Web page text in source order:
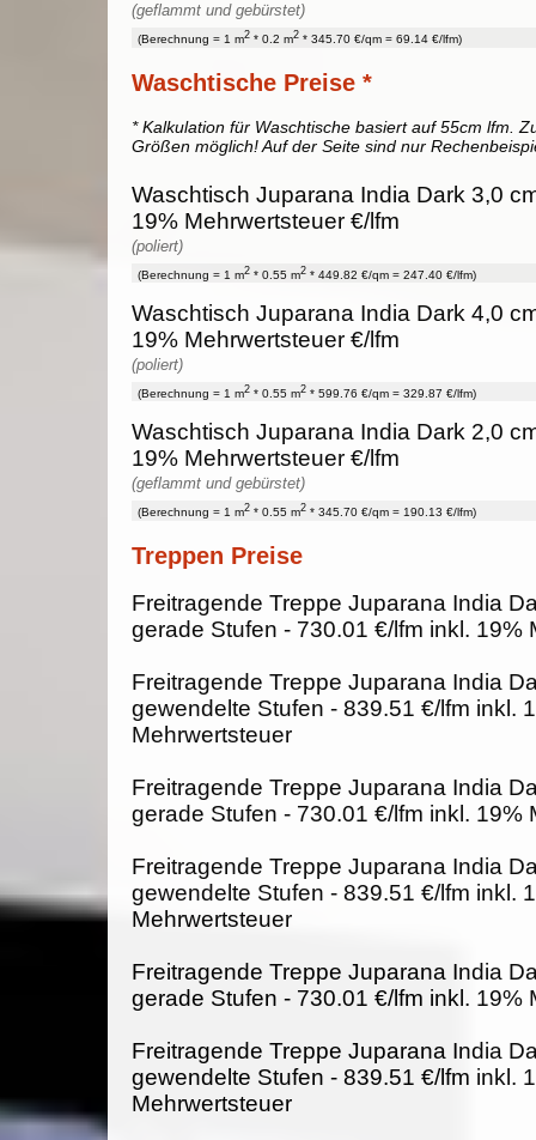
(geflammt und gebürstet)
(Berechnung = 1 m2 * 0.2 m2 * 345.70 €/qm = 69.14 €/lfm)
Waschtische Preise *
* Kalkulation für Waschtische basiert auf 55cm lfm.
Größen möglich! Auf der Seite sind nur
Waschtisch Juparana India Dark 3,0
19% Mehrwertsteuer €/lfm
(poliert)
(Berechnung = 1 m2 * 0.55 m2 * 449.82 €/qm = 247.40 €/lfm)
Waschtisch Juparana India Dark 4,0
19% Mehrwertsteuer €/lfm
(poliert)
(Berechnung = 1 m2 * 0.55 m2 * 599.76 €/qm = 329.87 €/lfm)
Waschtisch Juparana India Dark 2,0
19% Mehrwertsteuer €/lfm
(geflammt und gebürstet)
(Berechnung = 1 m2 * 0.55 m2 * 345.70 €/qm = 190.13 €/lfm)
Treppen Preise
Freitragende Treppe Juparana India
gerade Stufen - 730.01 €/lfm inkl. 19%
Freitragende Treppe Juparana India
gewendelte Stufen - 839.51 €/lfm inkl.
Mehrwertsteuer
Freitragende Treppe Juparana India
gerade Stufen - 730.01 €/lfm inkl. 19%
Freitragende Treppe Juparana India
gewendelte Stufen - 839.51 €/lfm inkl.
Mehrwertsteuer
Freitragende Treppe Juparana India
gerade Stufen - 730.01 €/lfm inkl. 19%
Freitragende Treppe Juparana India
gewendelte Stufen - 839.51 €/lfm inkl.
Mehrwertsteuer